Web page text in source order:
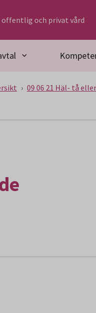
offentlig och privat vård
09 06 21 Häl- tå